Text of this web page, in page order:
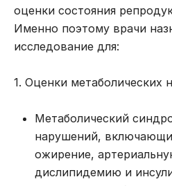
оценки состояния
Именно поэтому врачи
исследование для:
1. Оценки метаболических
Метаболический
нарушений,
ожирение,
дислипидемию и